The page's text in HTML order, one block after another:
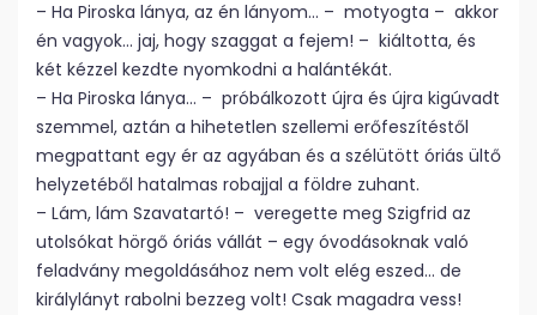
– Ha Piroska lánya, az én lányom… – motyogta – akkor
én vagyok… jaj, hogy szaggat a fejem! – kiáltotta, és
két kézzel kezdte nyomkodni a halántékát.
– Ha Piroska lánya… – próbálkozott újra és újra kigúvadt
szemmel, aztán a hihetetlen szellemi erőfeszítéstől
megpattant egy ér az agyában és a szélütött óriás ültő
helyzetéből hatalmas robajjal a földre zuhant.
– Lám, lám Szavatartó! – veregette meg Szigfrid az
utolsókat hörgő óriás vállát – egy óvodásoknak való
feladvány megoldásához nem volt elég eszed… de
királylányt rabolni bezzeg volt! Csak magadra vess!